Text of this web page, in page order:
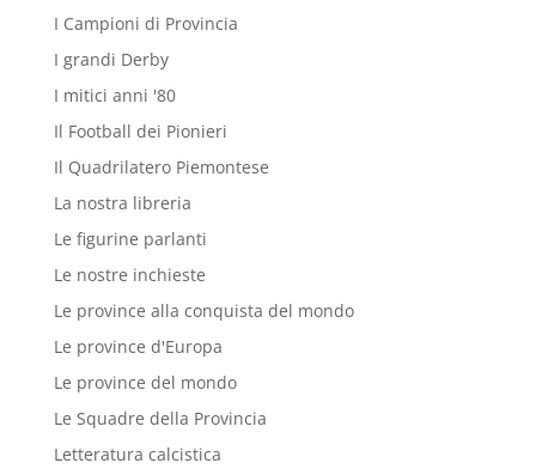
I Campioni di Provincia
I grandi Derby
I mitici anni '80
Il Football dei Pionieri
Il Quadrilatero Piemontese
La nostra libreria
Le figurine parlanti
Le nostre inchieste
Le province alla conquista del mondo
Le province d'Europa
Le province del mondo
Le Squadre della Provincia
Letteratura calcistica